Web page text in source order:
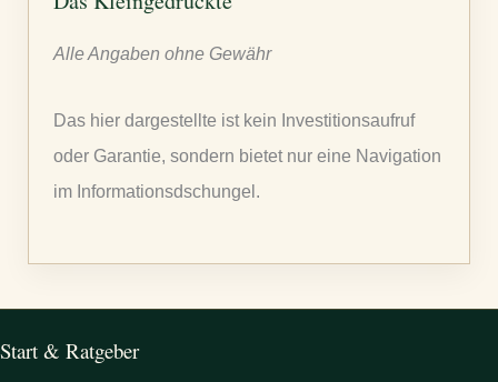
n
Alle Angaben ohne Gewähr
Das hier dargestellte ist kein Investitionsaufruf
oder Garantie, sondern bietet nur eine Navigation
im Informationsdschungel.
Start & Ratgeber